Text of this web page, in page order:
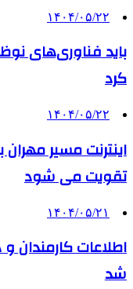
۱۴۰۴/۰۵/۲۲
باید فناوری‌های
کرد
۱۴۰۴/۰۵/۲۲
اینترنت مسیر مهران
تقویت می شود
۱۴۰۴/۰۵/۲۱
اطلاعات کارمندان
شد